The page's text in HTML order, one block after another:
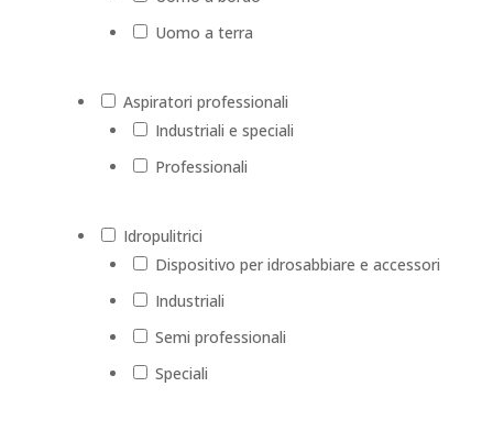
Uomo a terra
Aspiratori professionali
Industriali e speciali
Professionali
Idropulitrici
Dispositivo per idrosabbiare e accessori
Industriali
Semi professionali
Speciali